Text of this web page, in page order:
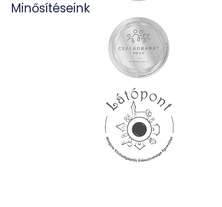
Havonta csak néhány levelet küldünk!
Adatvédelmi tájékoztatót
elolvastam, megértettem,
elfogadom. Hozzájárulok a hírlevelek küldéséhez.
Feliratkozom